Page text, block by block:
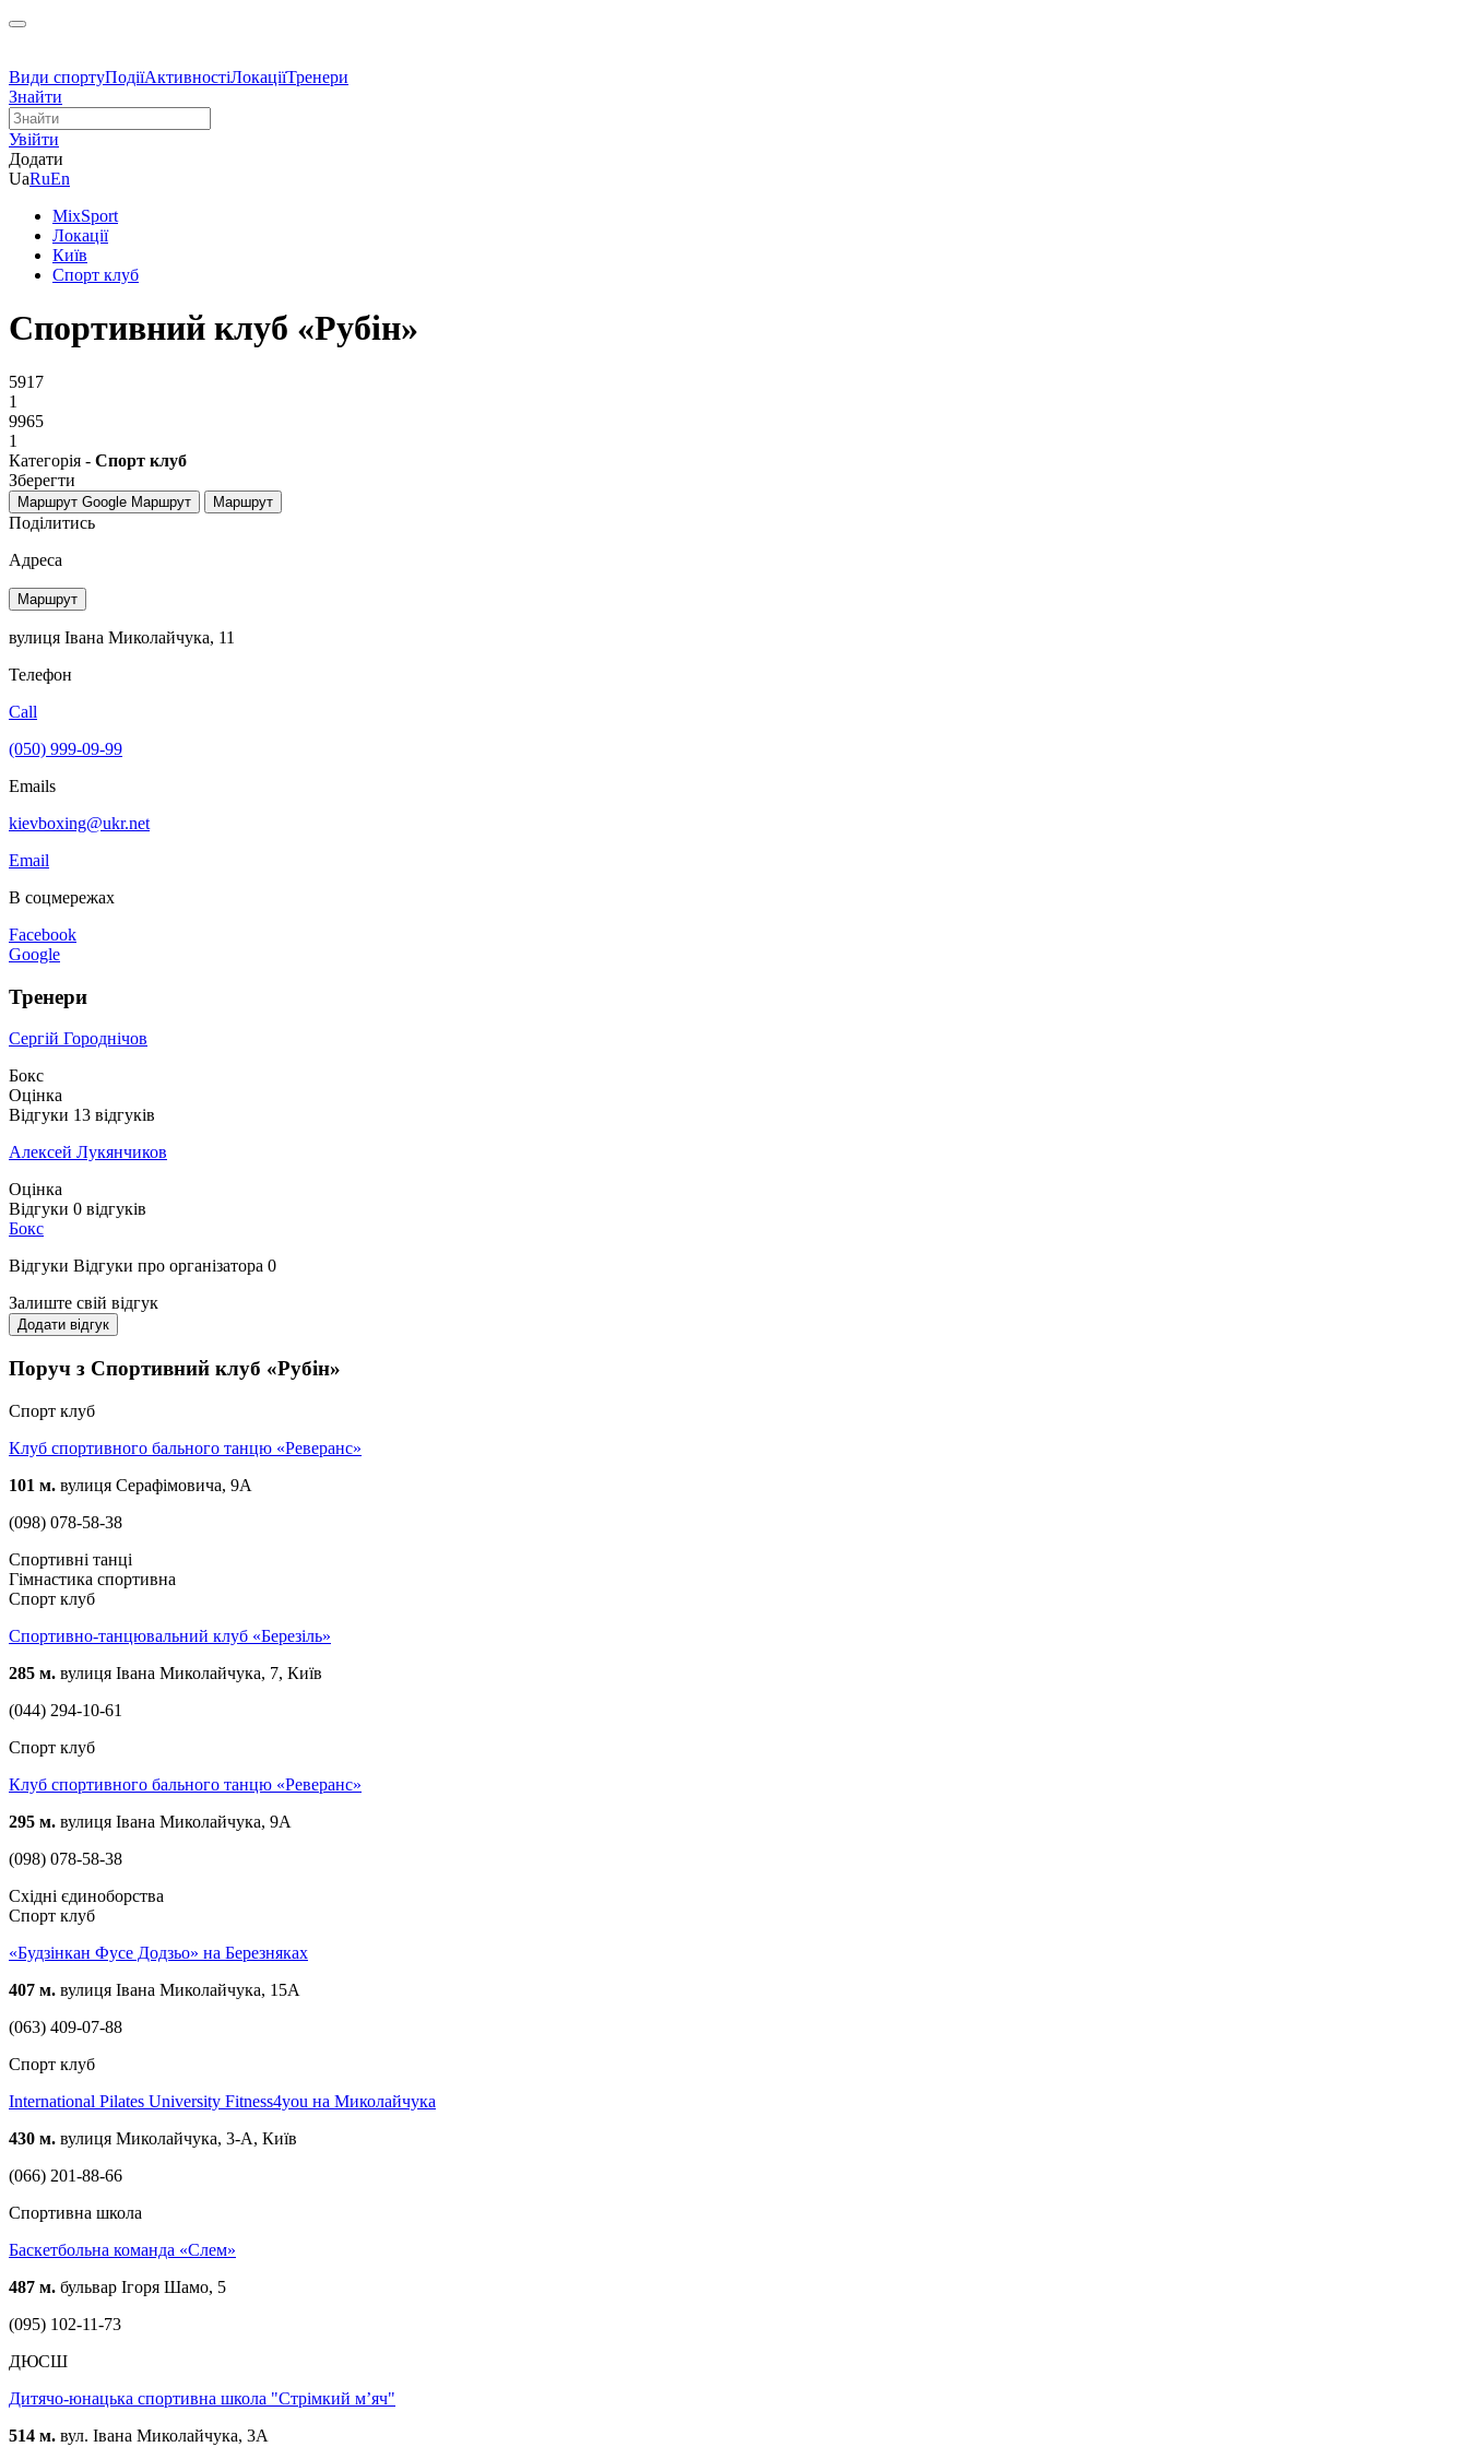
Види спортуПодіїАктивностіЛокаціїТренери
Знайти
Увійти
Додати
UaRuEn
MixSport
Локації
Київ
Спорт клуб
Спортивний клуб «Рубін»
5917
1
9965
1
Категорія - Спорт клуб
Зберегти
Маршрут Google Маршрут Маршрут
Поділитись
Адреса
Маршрут
вулиця Івана Миколайчука, 11
Телефон
Call
(050) 999-09-99
Emails
kievboxing@ukr.net
Email
В соцмережах
Facebook
Google
Тренери
Сергій Городнічов
Бокс
Оцінка
Відгуки 13 відгуків
Алексей Лукянчиков
Оцінка
Відгуки 0 відгуків
Бокс
Відгуки Відгуки про організатора 0
Залиште свій відгук
Додати відгук
Поруч з Спортивний клуб «Рубін»
Спорт клуб
Клуб спортивного бального танцю «Реверанс»
101 м. вулиця Серафімовича, 9А
(098) 078-58-38
Спортивні танці
Гімнастика спортивна
Спорт клуб
Спортивно-танцювальний клуб «Березіль»
285 м. вулиця Івана Миколайчука, 7, Київ
(044) 294-10-61
Спорт клуб
Клуб спортивного бального танцю «Реверанс»
295 м. вулиця Івана Миколайчука, 9А
(098) 078-58-38
Східні єдиноборства
Спорт клуб
«Будзінкан Фусе Додзьо» на Березняках
407 м. вулиця Івана Миколайчука, 15А
(063) 409-07-88
Спорт клуб
International Pilates University Fitness4you на Миколайчука
430 м. вулиця Миколайчука, 3-А, Київ
(066) 201-88-66
Спортивна школа
Баскетбольна команда «Слем»
487 м. бульвар Ігоря Шамо, 5
(095) 102-11-73
ДЮСШ
Дитячо-юнацька спортивна школа "Стрімкий м’яч"
514 м. вул. Івана Миколайчука, 3А